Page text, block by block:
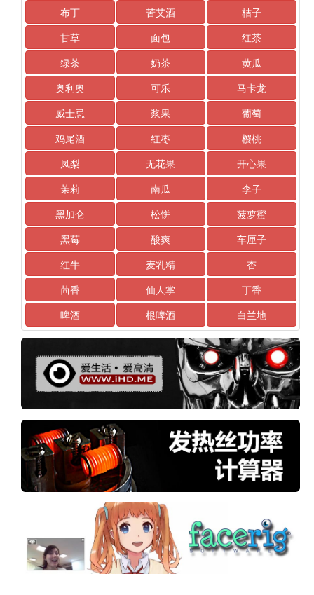
布丁
苦艾酒
桔子
甘草
面包
红茶
绿茶
奶茶
黄瓜
奥利奥
可乐
马卡龙
威士忌
浆果
葡萄
鸡尾酒
红枣
樱桃
凤梨
无花果
开心果
茉莉
南瓜
李子
黑加仑
松饼
菠萝蜜
黑莓
酸爽
车厘子
红牛
麦乳精
杏
茴香
仙人掌
丁香
啤酒
根啤酒 白兰地